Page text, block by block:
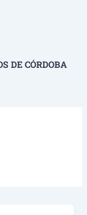
DE CÓRDOBA